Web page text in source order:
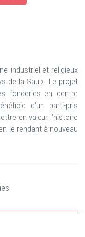
industriel et religieux
de la Saulx. Le projet
fonderies en centre
d’un parti-pris
en valeur l’histoire
le rendant à nouveau